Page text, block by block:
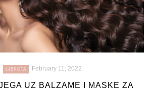
LJEPOTA February 11, 2022
UZ BALZAME I MASKE ZA